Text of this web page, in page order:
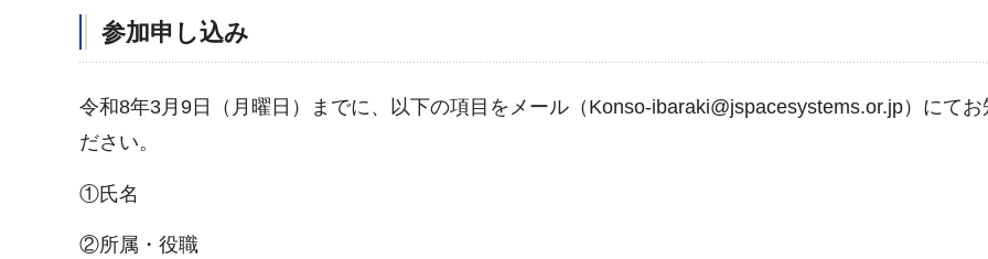
参加申し込み
令和8年3月9日（月曜日）までに、以下の項目をメール（Konso-ibaraki@jspacesystems.or.jp）にてお
ださい。
①氏名
②所属・役職